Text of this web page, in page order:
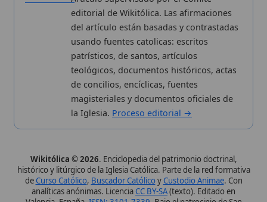
Wikitólica © 2026
. Enciclopedia del patrimonio doctrinal,
histórico y litúrgico de la Iglesia Católica. Parte de la red formativa
Curso Católico,Buscador Católico yCustodio Animae. Con
(texto). Editado en
Valencia, España.ISSN: 3101-7339 . Bajo el patrocinio de San
Carlo Acutis.
Sobre nosotros
Proceso editorial
Publicación seriada
Datos abiertos
Estadísticas
Aviso legal
Más visitados
Nuevas entradas
Cambios recientes
Aplicaciones
Kit de Prensa
Canal de WhatsApp
Únete · publicación regular
Perfil de Instagram
Síguenos · @wikitolica